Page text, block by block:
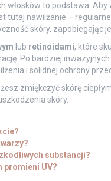
włosków to podstawa.
tutaj nawilżanie –
skóry, zapobiegając
lub retinoidami, które
Po bardziej
i solidnej ochrony
zmiękczyć skórę
skóry.
substancji?
promieni UV?